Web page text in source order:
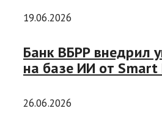
19.06.2026
Банк ВБРР внедрил
на базе ИИ от Smart
26.06.2026